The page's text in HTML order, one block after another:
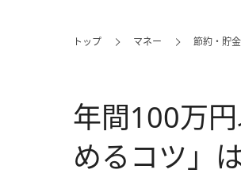
トップ マネー 節約・貯金
年間100万
めるコツ」